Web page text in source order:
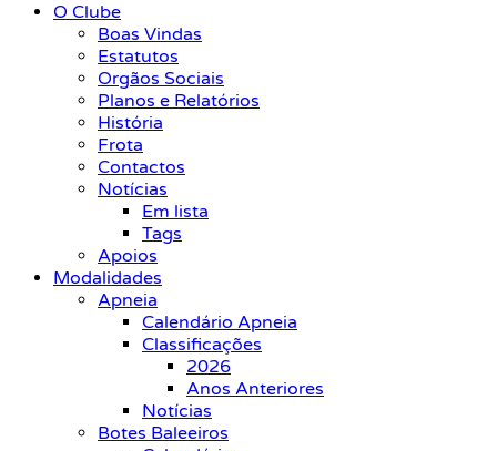
O Clube
Boas Vindas
Estatutos
Orgãos Sociais
Planos e Relatórios
História
Frota
Contactos
Notícias
Em lista
Tags
Apoios
Modalidades
Apneia
Calendário Apneia
Classificações
2026
Anos Anteriores
Notícias
Botes Baleeiros